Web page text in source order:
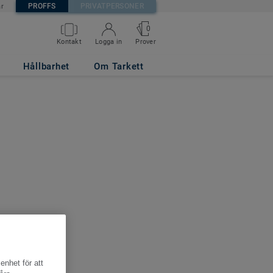
PROFFS PRIVATPERSONER
Kontakt Logga in
0
Prover
Hållbarhet Om Tarkett
för att